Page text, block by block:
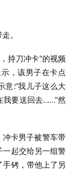
。
持刀冲卡”的视频
，该男子在卡点
意:“我儿子这么大
我要送回去……”然
卡男子被警车带
一起交给另一组警
铐，带他上了另